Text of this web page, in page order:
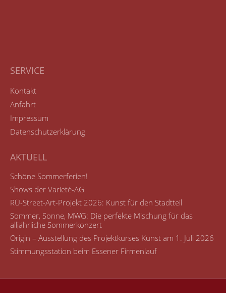
SERVICE
Kontakt
Anfahrt
Impressum
Datenschutzerklärung
AKTUELL
Schöne Sommerferien!
Shows der Varieté-AG
RÜ-Street-Art-Projekt 2026: Kunst für den Stadtteil
Sommer, Sonne, MWG: Die perfekte Mischung für das
alljährliche Sommerkonzert
Origin – Ausstellung des Projektkurses Kunst am 1. Juli 2026
Stimmungsstation beim Essener Firmenlauf